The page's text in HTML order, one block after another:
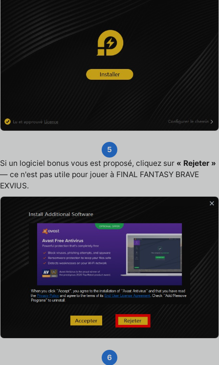
5
Si un logiciel bonus vous est proposé, cliquez sur « Rejeter »
— ce n'est pas utile pour jouer à FINAL FANTASY BRAVE
EXVIUS.
6